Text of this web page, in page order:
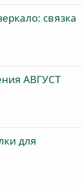
связка
АВГУСТ
для